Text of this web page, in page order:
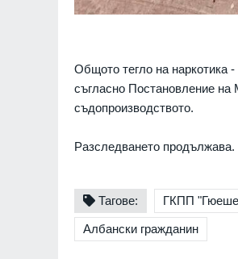
Общото тегло на наркотика -
съгласно Постановление
съдопроизводството.
Разследването продължава.
Тагове: ГКПП
Албански гражданин